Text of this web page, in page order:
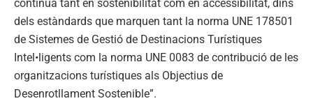
contínua tant en sostenibilitat com en accessibilitat, dins
dels estàndards que marquen tant la norma UNE 178501
de Sistemes de Gestió de Destinacions Turístiques
Intel•ligents com la norma UNE 0083 de contribució de les
organitzacions turístiques als Objectius de
Desenrotllament Sostenible”.